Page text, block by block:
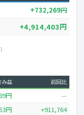
+732,269円
+4,914,403円
み益 前回比
円
—
円
+911,764